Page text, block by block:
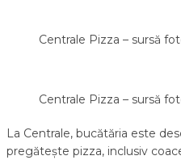
Centrale Pizza – sursă
Centrale Pizza – sursă
La Centrale, bucătăria este
pregătește pizza, inclusiv